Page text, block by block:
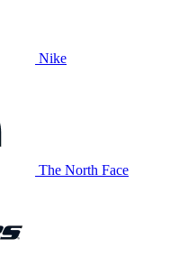
Nike
The North Face